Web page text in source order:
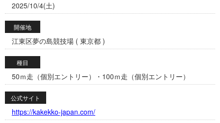
2025/10/4(土)
開催地
江東区夢の島競技場 ( 東京都 )
種目
50ｍ走（個別エントリー）・100ｍ走（個別エントリー）
公式サイト
https://kakekko-japan.com/